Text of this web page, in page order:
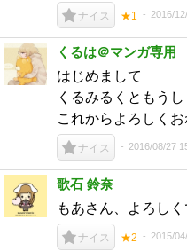
ナイス ★1 2016/
くるは＠マンガ専用
はじめまして
くるみるくともう
これからよろしく
ナイス 2016/08/27
歌石 鈴奈
もあさん、よろしく
ナイス ★2 2015/